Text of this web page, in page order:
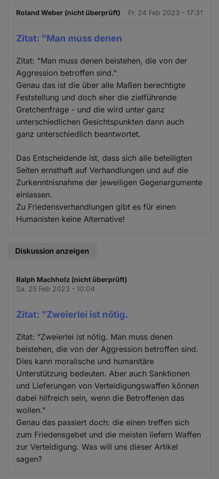
Roland Weber (nicht überprüft) Fr. 24 Feb 2023 - 17:31
Zitat: "Man muss denen
Zitat: "Man muss denen beistehen, die von der
Aggression betroffen sind."
Genau das ist die über alle Maßen berechtigte
Feststellung und doch eher die zielführende
Gretchenfrage - und die wird unter ganz
unterschiedlichen Gesichtspunkten dann auch
ganz unterschiedlich beantwortet.
Das Entscheidende ist, dass sich alle beteiligten
Seiten ernsthaft auf Verhandlungen und auf die
Zurkenntnisnahme der jeweiligen Gegenargumente
einlassen.
Zu Friedensverhandlungen gibt es für einen
Humanisten keine Alternative!
Diskussion anzeigen
Ralph Machholz (nicht überprüft)
Sa. 25 Feb 2023 - 10:04
Zitat: "Zweierlei ist nötig.
Zitat: "Zweierlei ist nötig. Man muss denen
beistehen, die von der Aggression betroffen sind.
Dies kann moralische und humanitäre
Unterstützung bedeuten. Aber auch Sanktionen
und Lieferungen von Verteidigungswaffen können
dabei hilfreich sein, wenn die Betroffenen das
wollen."
Genau das passiert doch: die einen treffen sich
zum Friedensgebet und die meisten liefern Waffen
zur Verteidigung. Was will uns dieser Artikel
sagen?